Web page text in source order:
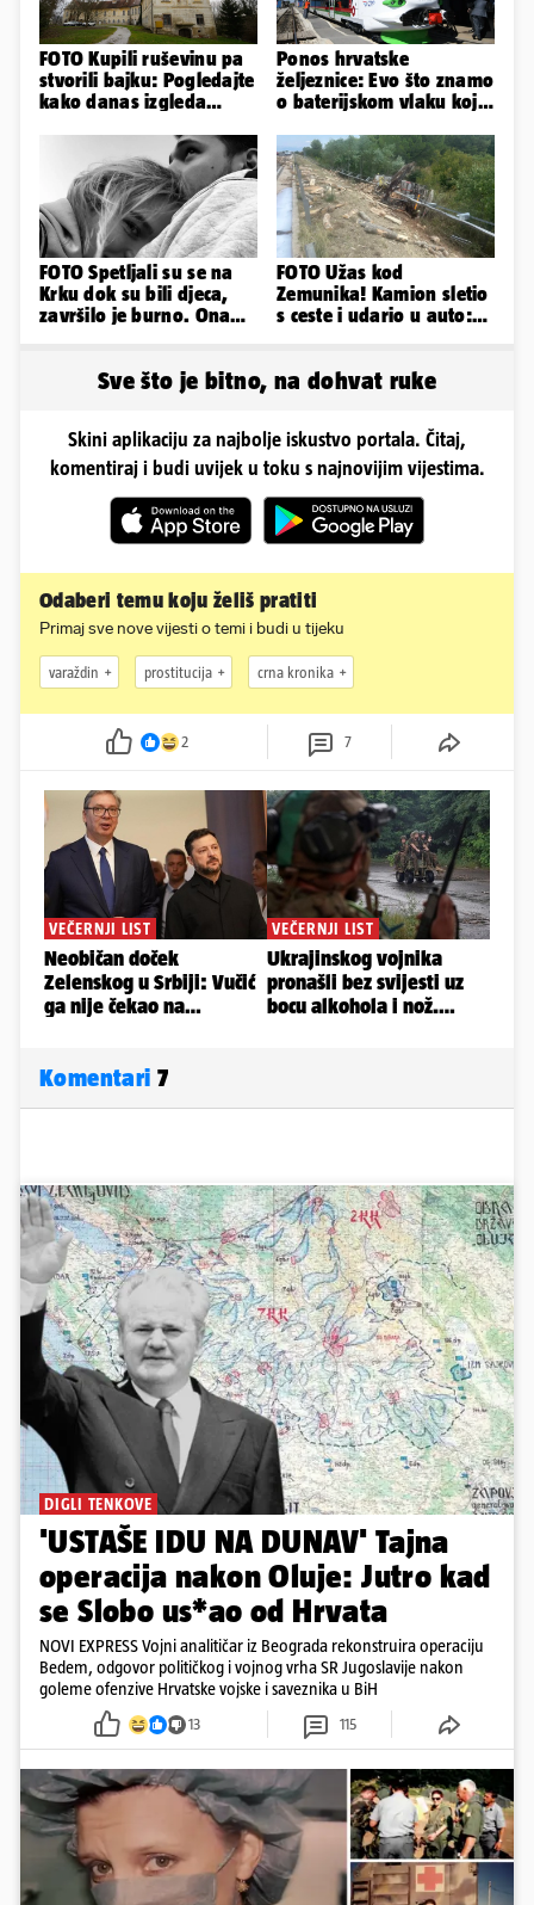
FOTO Kupili ruševinu pa
stvorili bajku: Pogledajte
kako danas izgleda
Ponos hrvatske
željeznice: Evo što znamo
o baterijskom vlaku koji
FOTO Spetljali su se na
Krku dok su bili djeca,
završilo je burno. Ona
FOTO Užas kod
Zemunika! Kamion sletio
s ceste i udario u auto:
Sve što je bitno, na dohvat ruke
Skini aplikaciju za najbolje iskustvo portala. Čitaj,
komentiraj i budi uvijek u toku s najnovijim vijestima.
Odaberi temu koju želiš pratiti
Primaj sve nove vijesti o temi i budi u tijeku
varaždin prostitucija crna kronika
2 7
Komentari 7
DIGLI TENKOVE
'USTAŠE IDU NA DUNAV' Tajna
operacija nakon Oluje: Jutro kad
se Slobo us*ao od Hrvata
NOVI EXPRESS Vojni analitičar iz Beograda rekonstruira operaciju
Bedem, odgovor političkog i vojnog vrha SR Jugoslavije nakon
goleme ofenzive Hrvatske vojske i saveznika u BiH
13 115